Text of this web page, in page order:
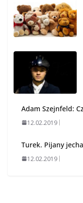
Adam Szejnfeld:
12.02.2019
Turek. Pijany
12.02.2019